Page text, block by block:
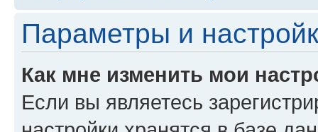
Параметры и
Как мне изменить мои
Если вы являетесь